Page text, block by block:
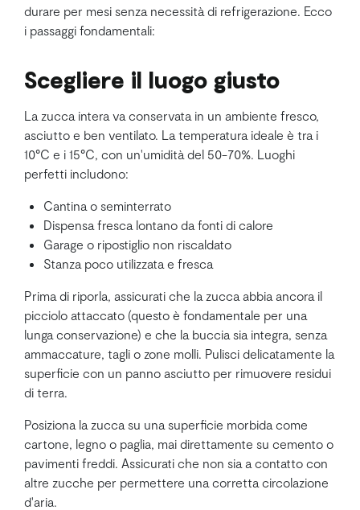
durare per mesi senza necessità di refrigerazione. Ecco
i passaggi fondamentali:
Scegliere il luogo giusto
La zucca intera va conservata in un ambiente fresco,
asciutto e ben ventilato. La temperatura ideale è tra i
10°C e i 15°C, con un'umidità del 50-70%. Luoghi
perfetti includono:
Cantina o seminterrato
Dispensa fresca lontano da fonti di calore
Garage o ripostiglio non riscaldato
Stanza poco utilizzata e fresca
Prima di riporla, assicurati che la zucca abbia ancora il
picciolo attaccato (questo è fondamentale per una
lunga conservazione) e che la buccia sia integra, senza
ammaccature, tagli o zone molli. Pulisci delicatamente la
superficie con un panno asciutto per rimuovere residui
di terra.
Posiziona la zucca su una superficie morbida come
cartone, legno o paglia, mai direttamente su cemento o
pavimenti freddi. Assicurati che non sia a contatto con
altre zucche per permettere una corretta circolazione
d'aria.